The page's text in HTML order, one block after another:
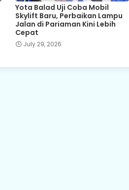
Yota Balad Uji Coba Mobil
Skylift Baru, Perbaikan Lampu
Jalan di Pariaman Kini Lebih
Cepat
July 29, 2026